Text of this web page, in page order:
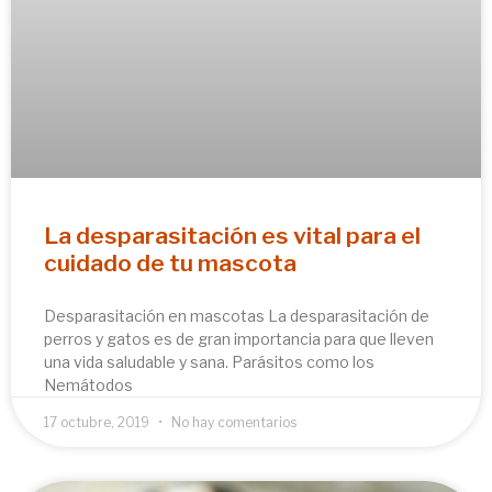
La desparasitación es vital para el
cuidado de tu mascota
Desparasitación en mascotas La desparasitación de
perros y gatos es de gran importancia para que lleven
una vida saludable y sana. Parásitos como los
Nemátodos
17 octubre, 2019 No hay comentarios